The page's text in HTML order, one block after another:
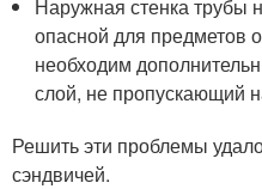
Наружная стенка трубы
опасной для предметов
необходим
слой, не пропускающий
Решить эти проблемы
сэндвичей.